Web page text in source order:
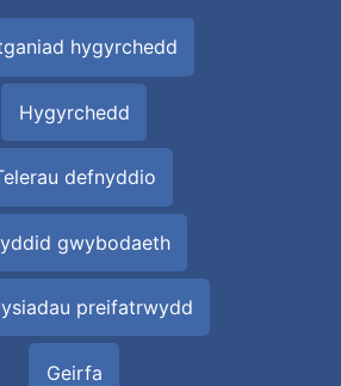
hygyrchedd
Hygyrchedd
defnyddio
gwybodaeth
preifatrwydd
Geirfa